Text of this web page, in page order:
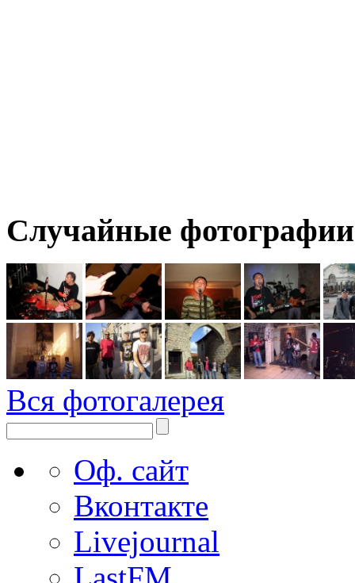
Случайные фотографии
Вся фотогалерея
Оф. сайт
Вконтакте
Livejournal